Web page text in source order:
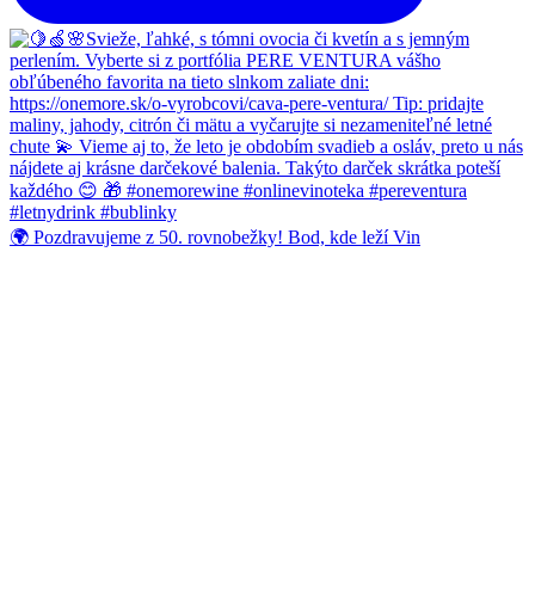
🌍 Pozdravujeme z 50. rovnobežky! Bod, kde leží Vin